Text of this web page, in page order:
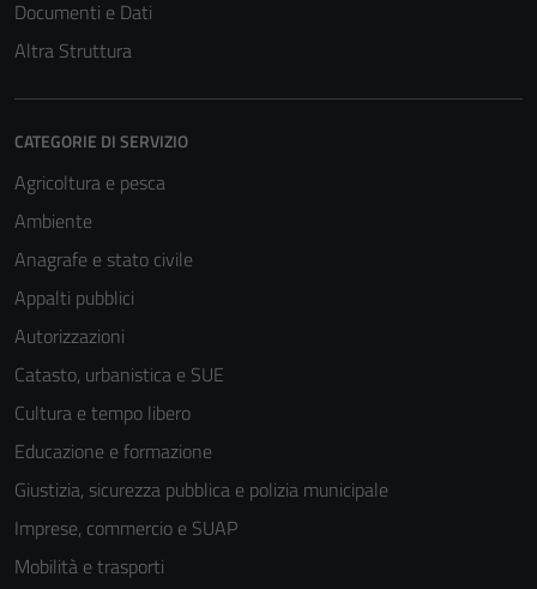
Documenti e Dati
Altra Struttura
CATEGORIE DI SERVIZIO
Agricoltura e pesca
Ambiente
Anagrafe e stato civile
Appalti pubblici
Autorizzazioni
Catasto, urbanistica e SUE
Cultura e tempo libero
Educazione e formazione
Giustizia, sicurezza pubblica e polizia municipale
Imprese, commercio e SUAP
Mobilità e trasporti